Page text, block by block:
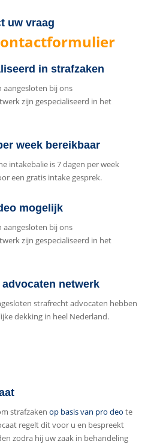
uw vraag
in strafzaken
aangesloten bij ons
zijn gespecialiseerd in het
week bereikbaar
intakebalie is 7 dagen per week
een gratis intake gesprek.
mogelijk
aangesloten bij ons
zijn gespecialiseerd in het
netwerk
strafrecht advocaten hebben
dekking in heel Nederland.
strafzaken op basis van pro deo te
regelt dit voor u en bespreekt
zodra hij uw zaak in behandeling